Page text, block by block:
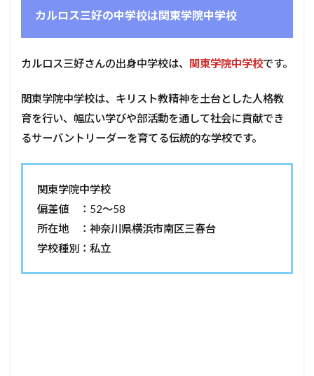
カルロス三好の中学校は関東学院中学校
カルロス三好さんの出身中学校は、 関東学院中学校です。
関東学院中学校は、キリスト教精神を土台とした人格教
育を行い、幅広い学びや部活動を通して社会に貢献でき
るサーバントリーダーを育てる伝統的な学校です。
関東学院中学校
偏差値 ：52～58
所在地 ：神奈川県横浜市南区三春台
学校種別：私立